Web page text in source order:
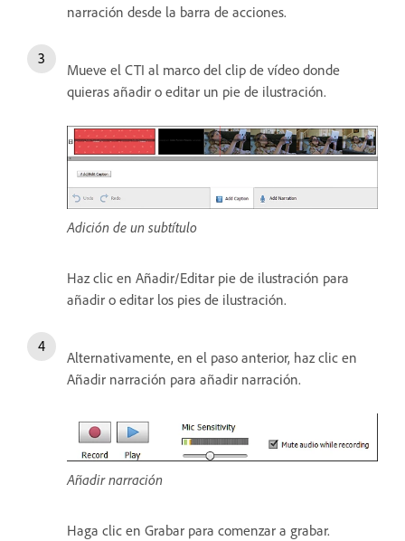
narración desde la barra de acciones.
Mueve el CTI al marco del clip de vídeo donde
quieras añadir o editar un pie de ilustración.
Adición de un subtítulo
Haz clic en Añadir/Editar pie de ilustración para
añadir o editar los pies de ilustración.
Alternativamente, en el paso anterior, haz clic en
Añadir narración para añadir narración.
Añadir narración
Haga clic en Grabar para comenzar a grabar.